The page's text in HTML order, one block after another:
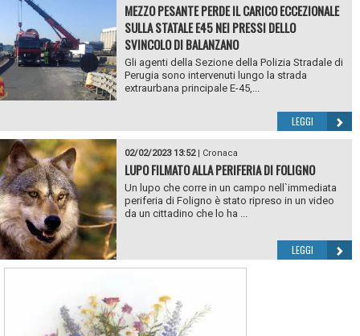
MEZZO PESANTE PERDE IL CARICO ECCEZIONALE
SULLA STATALE E45 NEI PRESSI DELLO
SVINCOLO DI BALANZANO
Gli agenti della Sezione della Polizia Stradale di
Perugia sono intervenuti lungo la strada
extraurbana principale E-45,...
LEGGI
02/02/2023 13:52| Cronaca
LUPO FILMATO ALLA PERIFERIA DI FOLIGNO
Un lupo che corre in un campo nell`immediata
periferia di Foligno è stato ripreso in un video
da un cittadino che lo ha ...
LEGGI